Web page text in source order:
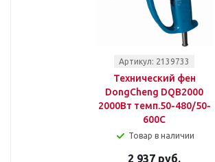
Артикул: 2139733
Технический фен
DongCheng DQB2000
2000Вт темп.50-480/50-
600С
Товар в наличии
2 937 руб.